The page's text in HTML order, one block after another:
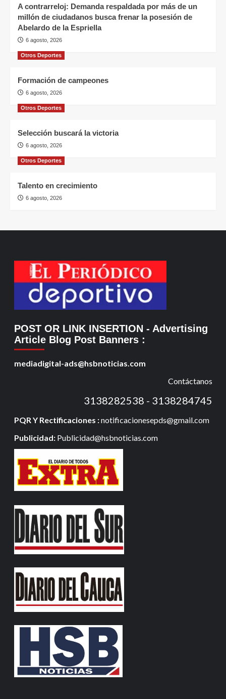
A contrarreloj: Demanda respaldada por más de un
millón de ciudadanos busca frenar la posesión de
Abelardo de la Espriella
6 agosto, 2026
Otros Deportes
Formación de campeones
6 agosto, 2026
Otros Deportes
Selección buscará la victoria
6 agosto, 2026
Otros Deportes
Talento en crecimiento
6 agosto, 2026
POST OR LINK INSERTION - Advertising
Article Blog Post Banners :
mediadigital-ads@hsbnoticias.com
Contáctanos
3138282538 - 3138284745
PQR Y Rectificaciones :notificacionesepds@gmail.com
Publicidad: Publicidad@hsbnoticias.com